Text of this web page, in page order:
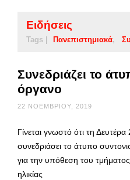
Ειδήσεις
Tags | Πανεπιστημιακά
Συνεδριάζει το
όργανο
22 ΝΟΕΜΒΡΊΟΥ, 2019
Γίνεται γνωστό ότι τη
συνεδριάσει το άτυπο
για την υπόθεση του
ηλικίας